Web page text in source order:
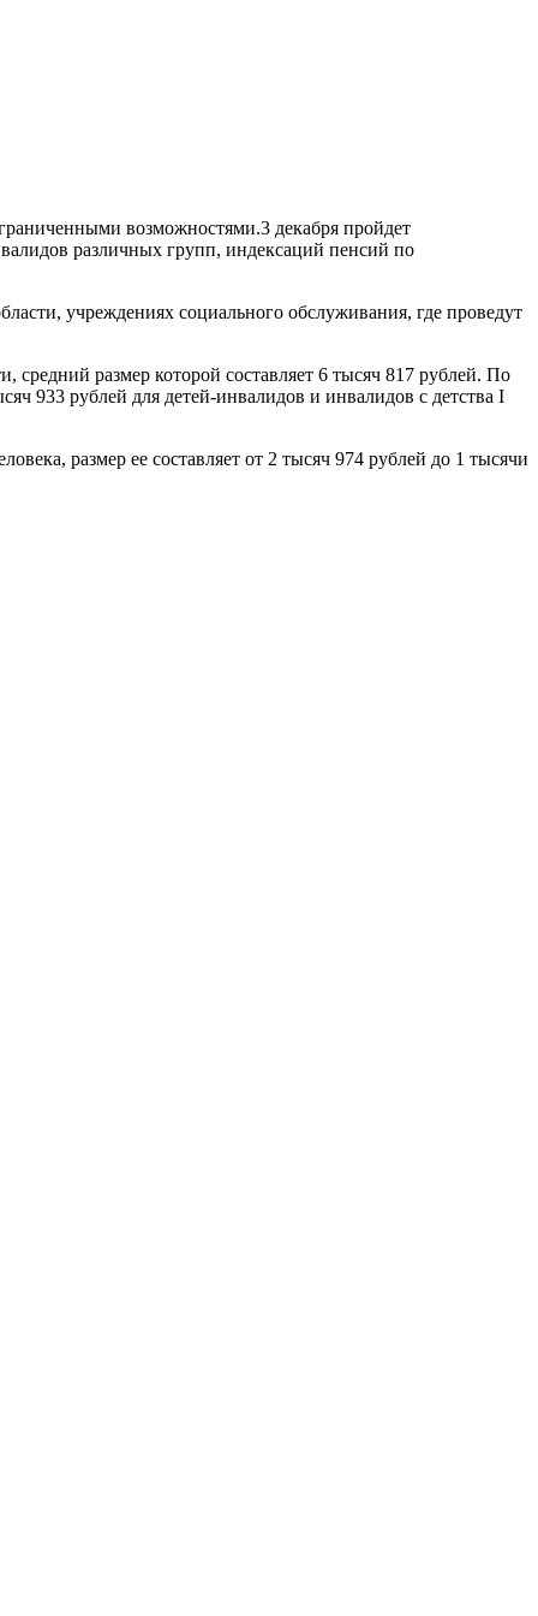
возможностями.3 декабря пройдет
различных групп, индексаций пенсий по
учреждениях социального обслуживания, где проведут
размер которой составляет 6 тысяч 817 рублей. По
933 рублей для детей-инвалидов и инвалидов с детства I
размер ее составляет от 2 тысяч 974 рублей до 1 тысячи